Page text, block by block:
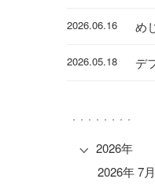
2026.06.16 め
2026.05.18 デ
2026年
2026年 7